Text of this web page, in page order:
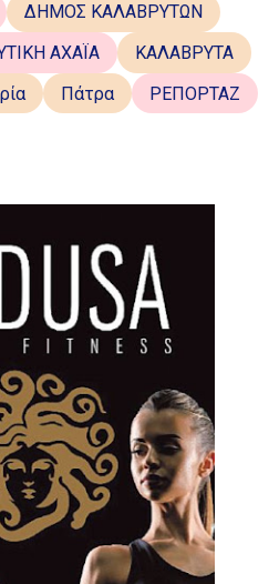
ΔΗΜΟΣ ΚΑΛΑΒΡΥΤΩΝ
ΑΧΑΪΑ
ΚΑΛΑΒΡΥΤΑ
Πάτρα
ΡΕΠΟΡΤΑΖ